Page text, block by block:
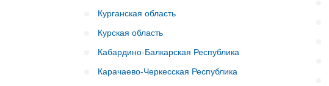
Курганская область
Курская область
Кабардино-Балкарская Республика
Карачаево-Черкесская Республика